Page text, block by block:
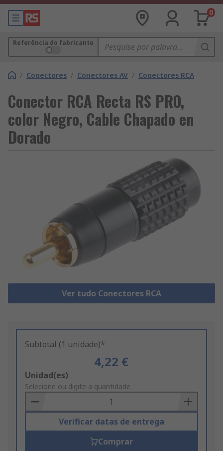
0
Referência do fabricante
/ Conectores / Conectores AV / Conectores RCA
Conector RCA Recta RS PRO,
color Negro, Cable Chapado en
Dorado
Ver tudo Conectores RCA
Subtotal (1 unidade)*
4,22 €
Add
to
Basket
Unidad(es)
Selecione ou digite a quantidade
Verificar datas de entrega
Comprar